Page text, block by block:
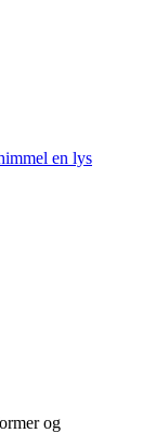
en lys
og